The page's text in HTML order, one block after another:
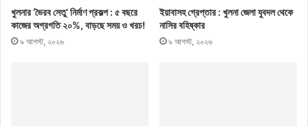
খুলনার ‘ভৈরব সেতু’ নির্মাণ প্রকল্প : ৫ বছরে
কাজের অগ্রগতি ২০%, বাড়ছে সময় ও খরচ!
৯ আগস্ট, ২০২৬
ইয়াবাসহ গ্রেপ্তার : খুলনা জেলা যুবদল থেকে
নাসির বহিষ্কার
৯ আগস্ট, ২০২৬